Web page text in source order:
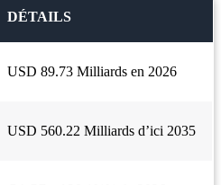
DÉTAILS
USD 89.73 Milliards en 2026
USD 560.22 Milliards d’ici 2035